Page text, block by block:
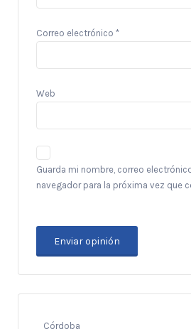
Correo electrónico *
Web
Guarda mi nombre, correo
navegador para la próxima vez que
Córdoba